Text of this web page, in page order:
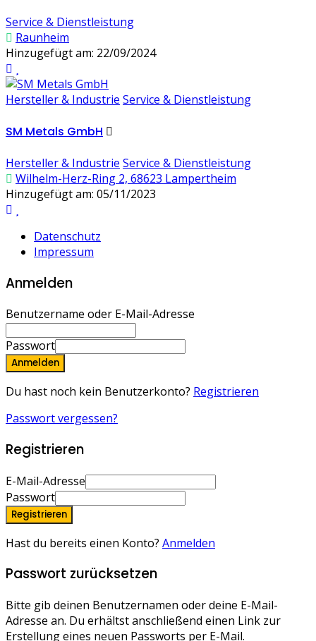
Service & Dienstleistung
Raunheim
Hinzugefügt am: 22/09/2024
Hersteller & Industrie Service & Dienstleistung
SM Metals GmbH
Hersteller & Industrie Service & Dienstleistung
Wilhelm-Herz-Ring 2, 68623 Lampertheim
Hinzugefügt am: 05/11/2023
Datenschutz
Impressum
Anmelden
Benutzername oder E-Mail-Adresse
Passwort
Anmelden
Du hast noch kein Benutzerkonto? Registrieren
Passwort vergessen?
Registrieren
E-Mail-Adresse
Passwort
Registrieren
Hast du bereits einen Konto? Anmelden
Passwort zurücksetzen
Bitte gib deinen Benutzernamen oder deine E-Mail-
Adresse an. Du erhältst anschließend einen Link zur
Erstellung eines neuen Passworts per E-Mail.